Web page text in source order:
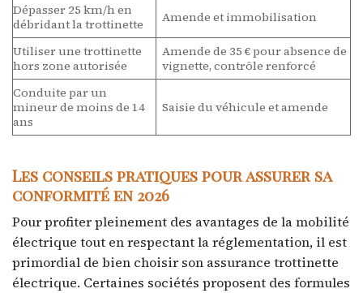
Dépasser 25 km/h en
débridant la trottinette
Amende et immobilisation
Utiliser une trottinette
hors zone autorisée
Amende de 35 € pour absence de
vignette, contrôle renforcé
Conduite par un
mineur de moins de 14
ans
Saisie du véhicule et amende
Les conseils pratiques pour assurer sa
conformité en 2026
Pour profiter pleinement des avantages de la mobilité
électrique tout en respectant la réglementation, il est
primordial de bien choisir son assurance trottinette
électrique. Certaines sociétés proposent des formules